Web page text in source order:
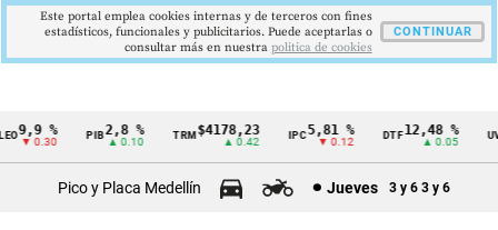
Cintillo
9,9 %
▼ 0.30
PIB2,8 %
▲ 0.10
TRM$4178,23
▲ 0.42
IPC5,81 %
▼ 0.12
DTF12,48 %
▲ 0.05
UVR
Pico y Placa Medellín Jueves 3 y 6 3 y 6
Este portal emplea cookies internas y de terceros con fines
estadísticos, funcionales y publicitarios. Puede aceptarlas o
consultar más en nuestra politica de cookies
CONTINUAR